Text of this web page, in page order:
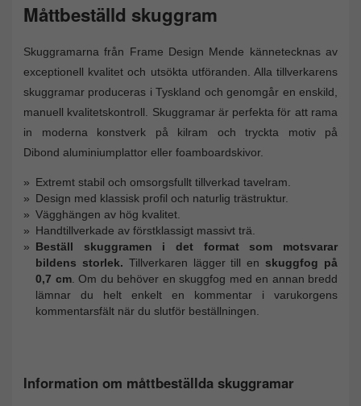
Måttbeställd skuggram
Skuggramarna från Frame Design Mende kännetecknas av
exceptionell kvalitet och utsökta utföranden. Alla tillverkarens
skuggramar produceras i Tyskland och genomgår en enskild,
manuell kvalitetskontroll. Skuggramar är perfekta för att rama
in moderna konstverk på kilram och tryckta motiv på
Dibond aluminiumplattor eller foamboardskivor.
Extremt stabil och omsorgsfullt tillverkad tavelram.
Design med klassisk profil och naturlig trästruktur.
Vägghängen av hög kvalitet.
Handtillverkade av förstklassigt massivt trä.
Beställ skuggramen i det format som motsvarar
bildens storlek. Tillverkaren lägger till en skuggfog på
0,7 cm. Om du behöver en skuggfog med en annan bredd
lämnar du helt enkelt en kommentar i varukorgens
kommentarsfält när du slutför beställningen.
Information om måttbeställda skuggramar